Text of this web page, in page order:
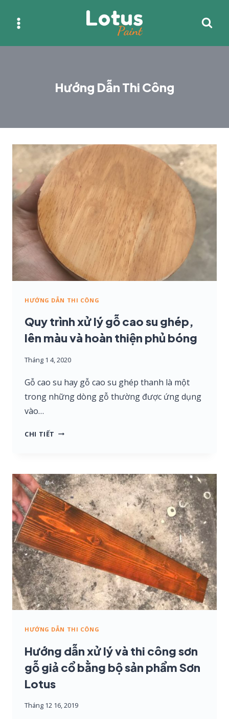
Hướng Dẫn Thi Công
HƯỚNG DẪN THI CÔNG
Quy trình xử lý gỗ cao su ghép,
lên màu và hoàn thiện phủ bóng
Tháng 1 4, 2020
Gỗ cao su hay gỗ cao su ghép thanh là một
trong những dòng gỗ thường được ứng dụng
vào…
CHI TIẾT QUY
LÝ
GỖ
CAO
SU
GHÉP,
LÊN
MÀU
VÀ
HOÀN
THIỆN
BÓNG
HƯỚNG DẪN THI CÔNG
Hướng dẫn xử lý và thi công sơn
gỗ giả cổ bằng bộ sản phẩm Sơn
Lotus
Tháng 12 16, 2019